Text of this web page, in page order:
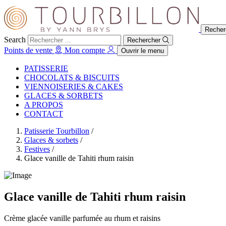
Search Rechercher
Points de vente Mon compte Ouvrir le menu
PATISSERIE
CHOCOLATS & BISCUITS
VIENNOISERIES & CAKES
GLACES & SORBETS
A PROPOS
CONTACT
Patisserie Tourbillon /
Glaces & sorbets /
Festives /
Glace vanille de Tahiti rhum raisin
Glace vanille de Tahiti rhum raisin
Crème glacée vanille parfumée au rhum et raisins